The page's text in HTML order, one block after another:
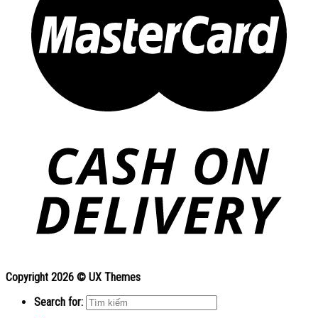
Copyright 2026 © UX Themes
Search for: